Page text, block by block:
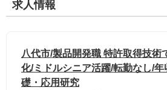
求人情報
八代市/製品開発職 特許取得技術
化/ミドルシニア活躍/転勤なし/
礎・応用研究